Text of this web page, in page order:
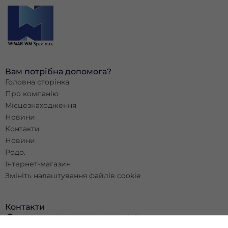
Вам потрібна допомога?
Головна сторінка
Про компанію
Місцезнаходження
Новини
Контакти
Новини
Родо.
Інтернет-магазин
Змініть налаштування файлів cookie
Контакти
вул. Колейова, 16, 23-200 Kraśnik